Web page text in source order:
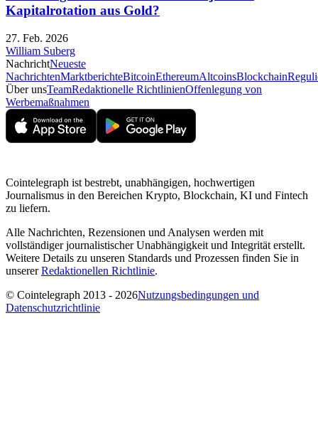
Kapitalrotation aus Gold?
27. Feb. 2026
William Suberg
NachrichtNeueste
NachrichtenMarktberichteBitcoinEthereumAltcoinsBlockchain
Über unsTeamRedaktionelle RichtlinienOffenlegung von
Werbemaßnahmen
Cointelegraph ist bestrebt, unabhängigen, hochwertigen
Journalismus in den Bereichen Krypto, Blockchain, KI und Fintech
zu liefern.
Alle Nachrichten, Rezensionen und Analysen werden mit
vollständiger journalistischer Unabhängigkeit und Integrität erstellt.
Weitere Details zu unseren Standards und Prozessen finden Sie in
unsererRedaktionellen Richtlinie.
© Cointelegraph 2013 - 2026Nutzungsbedingungen und
Datenschutzrichtlinie